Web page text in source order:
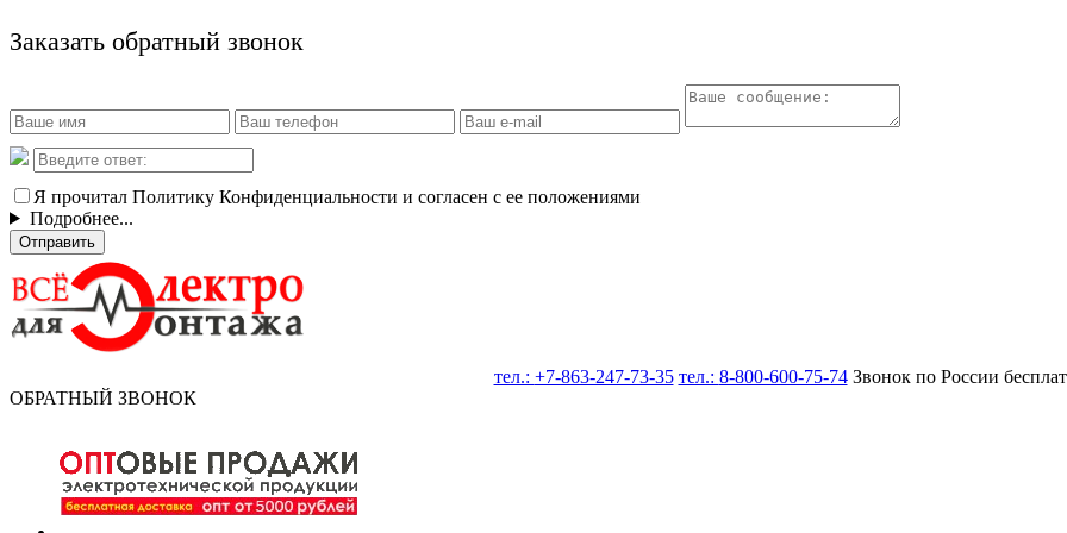
Заказать обратный звонок
Я прочитал Политику Конфиденциальности и согласен с ее положениями
Подробнее...
Отправить
тел.: +7-863-247-73-35 тел.: 8-800-600-75-74Звонок по России
ОБРАТНЫЙ ЗВОНОК